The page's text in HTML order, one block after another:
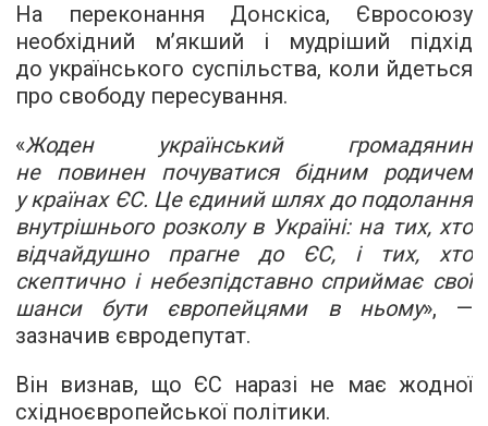
На переконання Донскіса, Євросоюзу
необхідний м’якший і мудріший підхід
до українського суспільства, коли йдеться
про свободу пересування.
«Жоден український громадянин
не повинен почуватися бідним родичем
у країнах ЄС. Це єдиний шлях до подолання
внутрішнього розколу в Україні: на тих, хто
відчайдушно прагне до ЄС, і тих, хто
скептично і небезпідставно сприймає свої
шанси бути європейцями в ньому», —
зазначив євродепутат.
Він визнав, що ЄС наразі не має жодної
східноєвропейської політики.